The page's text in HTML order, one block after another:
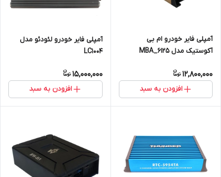
آمپلی فایر خودرو ام بی
آکوستیک مدل MBA_6125
12,800,000
افزودن به سبد
آمپلی فایر خودرو لئودئو مدل
LC1004
15,000,000
افزودن به سبد